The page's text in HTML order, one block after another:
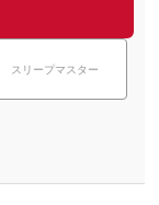
スリープマスター